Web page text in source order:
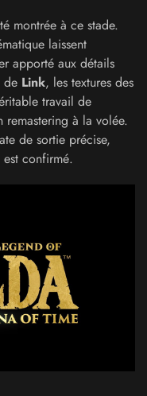
montrée à ce stade.
laissent
apporté aux détails
de Link, les textures des
travail de
à la volée.
de sortie précise,
confirmé.